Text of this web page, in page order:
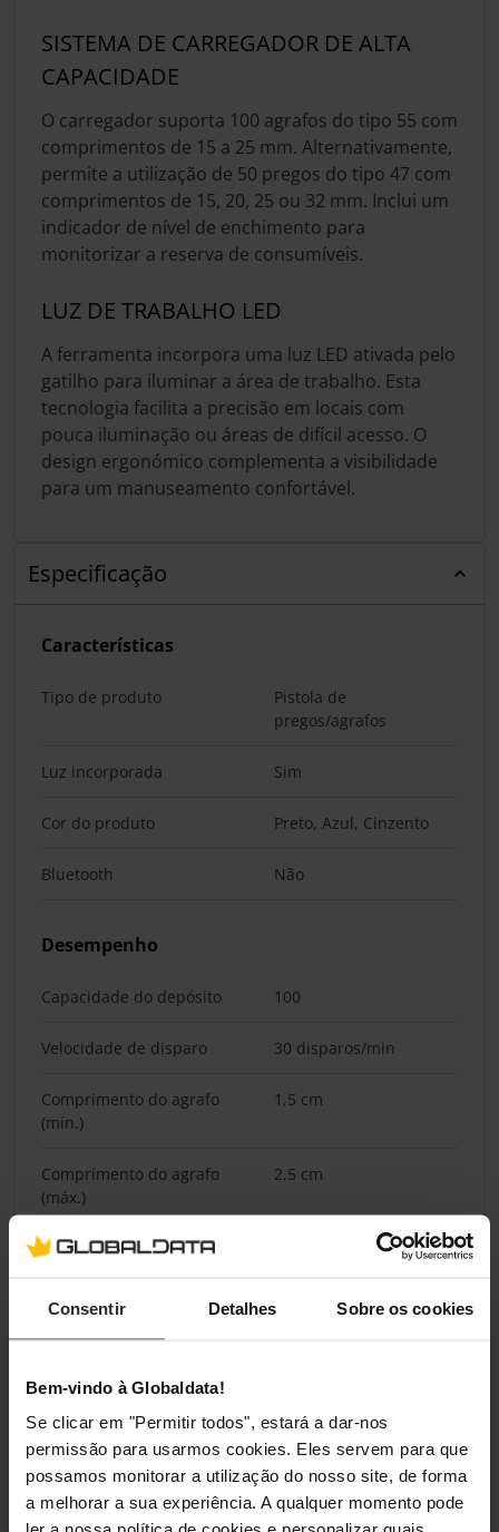
Consentir Detalhes Sobre os cookies
Bem-vindo à Globaldata!
Se clicar em "Permitir todos", estará a dar-nos
permissão para usarmos cookies. Eles servem para que
possamos monitorar a utilização do nosso site, de forma
a melhorar a sua experiência. A qualquer momento pode
SISTEMA DE CARREGADOR DE ALTA
CAPACIDADE
O carregador suporta 100 agrafos do tipo 55 com
comprimentos de 15 a 25 mm. Alternativamente,
permite a utilização de 50 pregos do tipo 47 com
comprimentos de 15, 20, 25 ou 32 mm. Inclui um
indicador de nível de enchimento para
monitorizar a reserva de consumíveis.
LUZ DE TRABALHO LED
A ferramenta incorpora uma luz LED ativada pelo
gatilho para iluminar a área de trabalho. Esta
tecnologia facilita a precisão em locais com
pouca iluminação ou áreas de difícil acesso. O
design ergonómico complementa a visibilidade
para um manuseamento confortável.
Especificação
Características
Tipo de produto
Pistola de
pregos/agrafos
Luz incorporada Sim
Cor do produto Preto, Azul, Cinzento
Bluetooth Não
Desempenho
Capacidade do depósito 100
Velocidade de disparo 30 disparos/min
Comprimento do agrafo
(mín.)
1,5 cm
Comprimento do agrafo
(máx.)
2,5 cm
Espessura do agrafo (mín.)
Espessura do agrafo (máx.)
Fonte de alimentação Bateria
Capacidade da bateria 2000 Ah
Voltagem da bateria 20 V